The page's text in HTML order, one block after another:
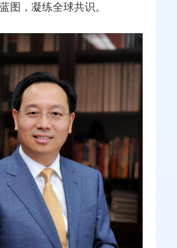
图，凝练全球共识。